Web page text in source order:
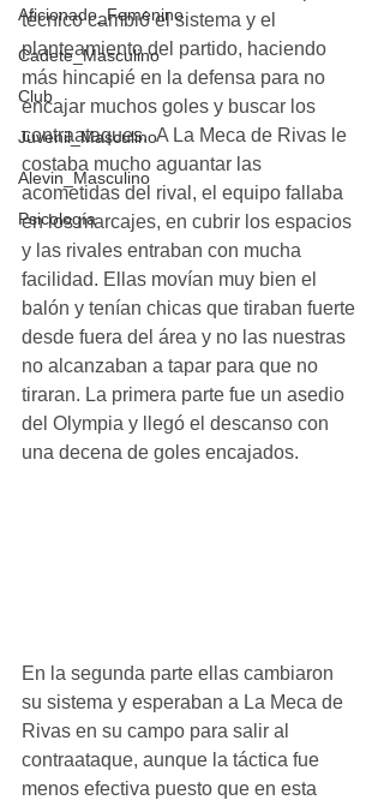
Aficionado_Femenino
Cadete_Masculino
Club
Juvenil_Masculino
Alevin_Masculino
Psicología
técnico cambió el sistema y el
planteamiento del partido, haciendo
más hincapié en la defensa para no
encajar muchos goles y buscar los
contraataques.  A La Meca de Rivas le
costaba mucho aguantar las
acometidas del rival, el equipo fallaba
en los marcajes, en cubrir los espacios
y las rivales entraban con mucha
facilidad. Ellas movían muy bien el
balón y tenían chicas que tiraban fuerte
desde fuera del área y no las nuestras
no alcanzaban a tapar para que no
tiraran. La primera parte fue un asedio
del Olympia y llegó el descanso con
una decena de goles encajados.
En la segunda parte ellas cambiaron
su sistema y esperaban a La Meca de
Rivas en su campo para salir al
contraataque, aunque la táctica fue
menos efectiva puesto que en esta